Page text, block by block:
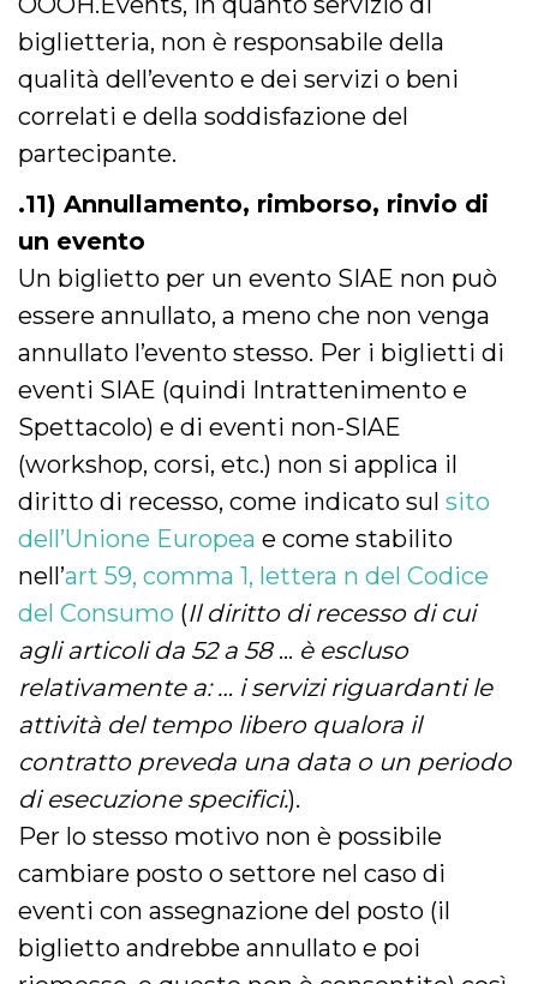
biglietteria, non è responsabile della
qualità dell’evento e dei servizi o beni
correlati e della soddisfazione del
partecipante.
.11) Annullamento, rimborso, rinvio di
un evento
Un biglietto per un evento SIAE non può
essere annullato, a meno che non venga
annullato l’evento stesso. Per i biglietti di
eventi SIAE (quindi Intrattenimento e
Spettacolo) e di eventi non-SIAE
(workshop, corsi, etc.) non si applica il
diritto di recesso, come indicato sul sito
dell’Unione Europea e come stabilito
nell’art 59, comma 1, lettera n del Codice
del Consumo (Il diritto di recesso di cui
agli articoli da 52 a 58 … è escluso
relativamente a: … i servizi riguardanti le
attività del tempo libero qualora il
contratto preveda una data o un periodo
di esecuzione specifici.).
Per lo stesso motivo non è possibile
cambiare posto o settore nel caso di
eventi con assegnazione del posto (il
biglietto andrebbe annullato e poi